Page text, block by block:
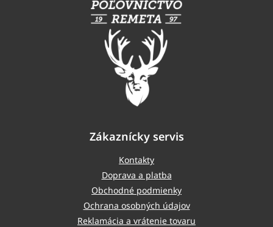
Zákaznícky servis
Kontakty
Doprava a platba
Obchodné podmienky
Ochrana osobných údajov
Reklamácia a vrátenie tovaru